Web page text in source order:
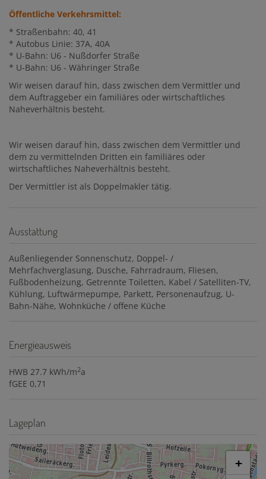
Öffentliche Verkehrsmittel:
* Straßenbahn: 40, 41
* Autobus Linie: 37A, 40A
* U-Bahn: U6 - Nußdorfer Straße
* U-Bahn: U6 - Währinger Straße
Wir weisen darauf hin, dass zwischen dem Vermittler und
dem Auftraggeber ein familiäres oder wirtschaftliches
Naheverhältnis besteht.
Wir weisen darauf hin, dass zwischen dem Vermittler und
dem zu vermittelnden Dritten ein familiäres oder
wirtschaftliches Naheverhältnis besteht.
Der Vermittler ist als Doppelmakler tätig.
Ausstattung
Außenliegender Sonnenschutz Doppel- /
Mehrfachverglasung Dusche Fahrradraum Fliesen
Fußbodenheizung Getrennte Toiletten Kabel / Satelliten-TV
Kühlung Luftwärmepumpe Parkett Personenaufzug U-
Bahn-Nähe Wohnküche / offene Küche
Energieausweis
HWB 27.7 kWh/m2a
fGEE 0,71
Lageplan
+